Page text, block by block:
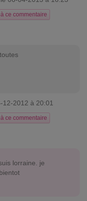
ce commentaire
12-2012 à 20:01
ce commentaire
lorraine. je